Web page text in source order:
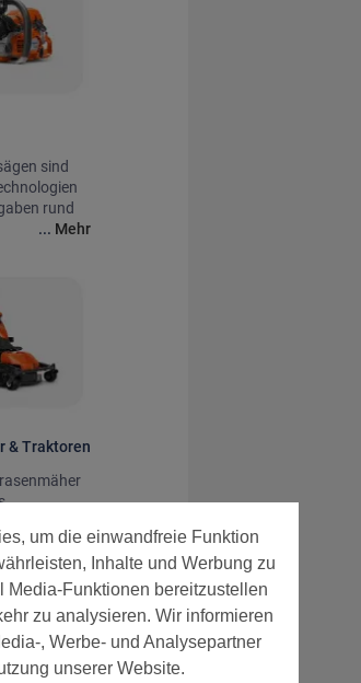
sind
rund
... Mehr
& Traktoren
... Mehr
um die einwandfreie Funktion
Inhalte und Werbung zu
Media-Funktionen bereitzustellen
zu analysieren. Wir informieren
, Werbe- und Analysepartner
unserer Website.